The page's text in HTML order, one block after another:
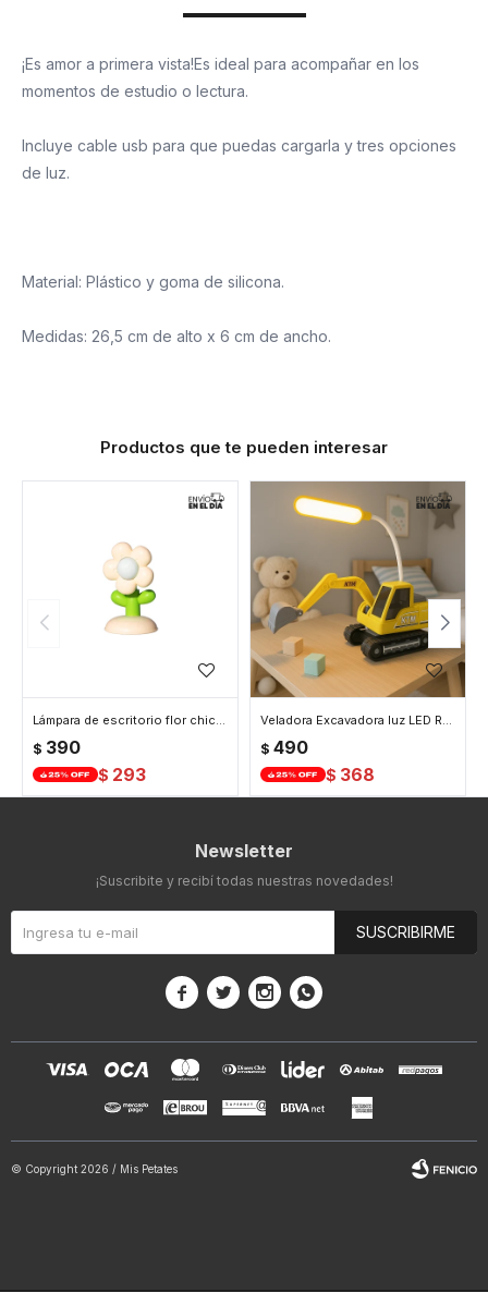
¡Es amor a primera vista!Es ideal para acompañar en los
momentos de estudio o lectura.
Incluye cable usb para que puedas cargarla y tres opciones
de luz.
Material: Plástico y goma de silicona.
Medidas: 26,5 cm de alto x 6 cm de ancho.
Productos que te pueden interesar
Lámpara de escritorio flor chica - Amarillo
$ 390
$ 293
Veladora Excavadora luz LED Recargable - Amarillo
$ 490
$ 368
Newsletter
¡Suscribite y recibí todas nuestras novedades!
SUSCRIBIRME
   
© Copyright 2026 / Mis Petates